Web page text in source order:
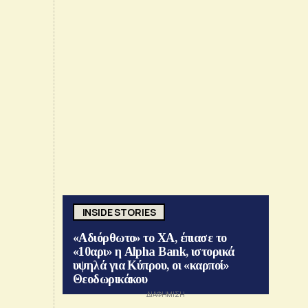
INSIDE STORIES
«Αδιόρθωτο» το ΧΑ, έπιασε το
«10αρι» η Alpha Bank, ιστορικά
υψηλά για Κύπρου, οι «καρποί»
Θεοδωρικάκου